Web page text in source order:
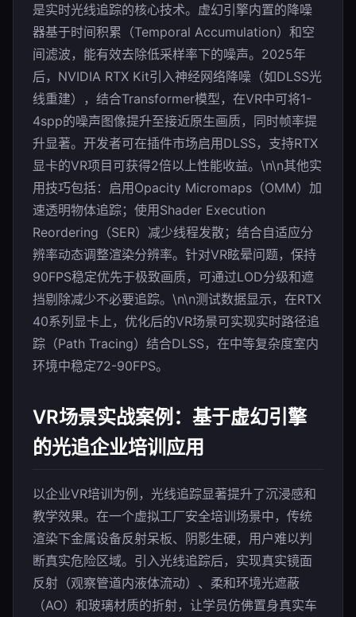
是实时光线追踪的核心技术。虚幻引擎内置的降噪
器基于时间积累（Temporal Accumulation）和空
间滤波，能有效去除低采样率下的噪声。2025年
后，NVIDIA RTX Kit引入神经网络降噪（如DLSS光
线重建），结合Transformer模型，在VR中可将1-
4spp的噪声图像提升至接近原生画质，同时帧率提
升显著。开发者可在插件市场启用DLSS，支持RTX
显卡的VR项目可获得2倍以上性能收益。\n\n其他实
用技巧包括：启用Opacity Micromaps（OMM）加
速透明物体追踪；使用Shader Execution
Reordering（SER）减少线程发散；结合自适应分
辨率动态调整渲染分辨率。针对VR眩晕问题，保持
90FPS稳定优先于极致画质，可通过LOD分级和遮
挡剔除减少不必要追踪。\n\n测试数据显示，在RTX
40系列显卡上，优化后的VR场景可实现实时路径追
踪（Path Tracing）结合DLSS，在中等复杂度室内
环境中稳定72-90FPS。
VR场景实战案例：基于虚幻引擎
的光追企业培训应用
以企业VR培训为例，光线追踪显著提升了沉浸感和
教学效果。在一个虚拟工厂安全培训场景中，传统
渲染下金属设备反射呆板、阴影生硬，用户难以判
断真实危险区域。引入光线追踪后，实现真实镜面
反射（观察管道内液体流动）、柔和环境光遮蔽
（AO）和玻璃材质的折射，让学员仿佛置身真实车